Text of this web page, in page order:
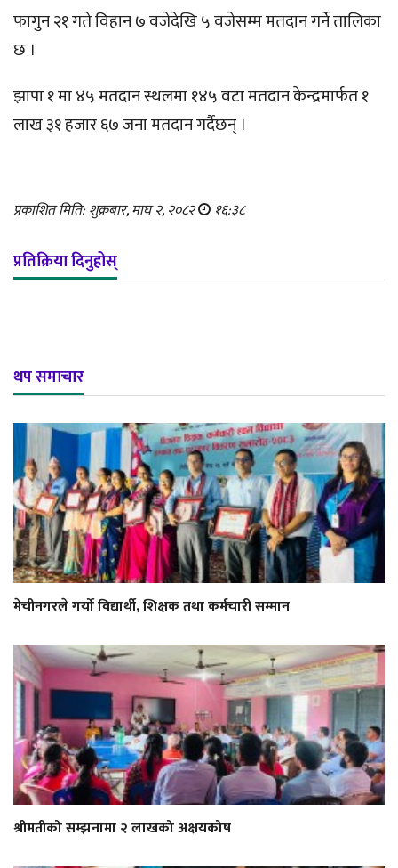
फागुन २१ गते विहान ७ वजेदेखि ५ वजेसम्म मतदान गर्ने तालिका
छ ।
झापा १ मा ४५ मतदान स्थलमा १४५ वटा मतदान केन्द्रमार्फत १
लाख ३१ हजार ६७ जना मतदान गर्दैछन् ।
प्रकाशित मिति: शुक्रबार, माघ २, २०८२ १६:३८
प्रतिक्रिया दिनुहोस्
थप समाचार
मेचीनगरले गर्यो विद्यार्थी, शिक्षक तथा कर्मचारी सम्मान
श्रीमतीको सम्झनामा २ लाखको अक्षयकोष